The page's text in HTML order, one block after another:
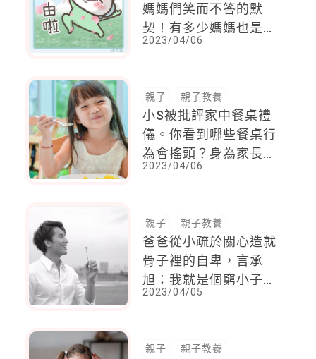
媽媽們笑而不答的默
契！有多少媽媽也是這
樣的？
2023/04/06
親子 親子教養
小S被批評家中餐桌禮
儀。你看到哪些餐桌行
為會搖頭？身為家長有
責任教導孩子注意什
2023/04/06
親子 親子教養
爸爸從小疏於關心造就
骨子裡的自卑，言承
旭：我就是個窮小子沒
想過會成為偶像，好像
2023/04/05
親子 親子教養